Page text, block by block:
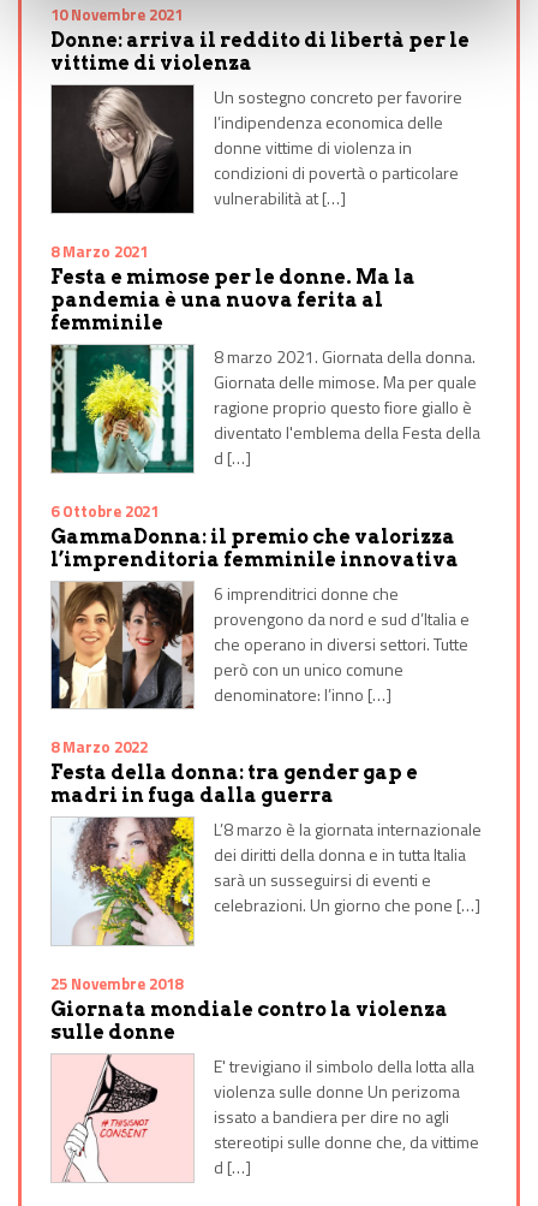
10 Novembre 2021
Donne: arriva il reddito di libertà per le
vittime di violenza
Un sostegno concreto per favorire
l’indipendenza economica delle
donne vittime di violenza in
condizioni di povertà o particolare
vulnerabilità at […]
8 Marzo 2021
Festa e mimose per le donne. Ma la
pandemia è una nuova ferita al
femminile
8 marzo 2021. Giornata della donna.
Giornata delle mimose. Ma per quale
ragione proprio questo fiore giallo è
diventato l'emblema della Festa della
d […]
6 Ottobre 2021
GammaDonna: il premio che valorizza
l’imprenditoria femminile innovativa
6 imprenditrici donne che
provengono da nord e sud d’Italia e
che operano in diversi settori. Tutte
però con un unico comune
denominatore: l’inno […]
8 Marzo 2022
Festa della donna: tra gender gap e
madri in fuga dalla guerra
L’8 marzo è la giornata internazionale
dei diritti della donna e in tutta Italia
sarà un susseguirsi di eventi e
celebrazioni. Un giorno che pone […]
25 Novembre 2018
Giornata mondiale contro la violenza
sulle donne
E' trevigiano il simbolo della lotta alla
violenza sulle donne Un perizoma
issato a bandiera per dire no agli
stereotipi sulle donne che, da vittime
d […]